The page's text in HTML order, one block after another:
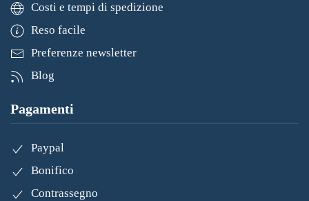
Costi e tempi di spedizione
Reso facile
Preferenze newsletter
Blog
Pagamenti
Paypal
Bonifico
Contrassegno